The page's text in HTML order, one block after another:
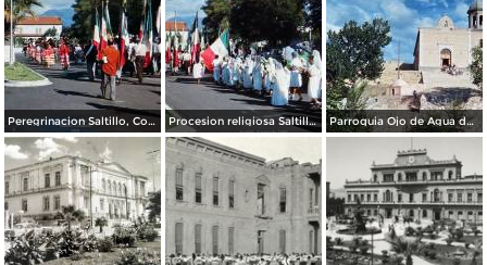
Peregrinacion Saltillo, Coahuila 1959 Procesion religiosa Saltillo, Coahuila 1959. Parroquia Ojo de Agua donde se venera el Santo Cristo Saltillo, Coahuila 1959